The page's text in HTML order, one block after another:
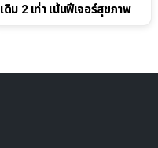
เดิม 2 เท่า เน้นฟีเจอร์สุขภาพ